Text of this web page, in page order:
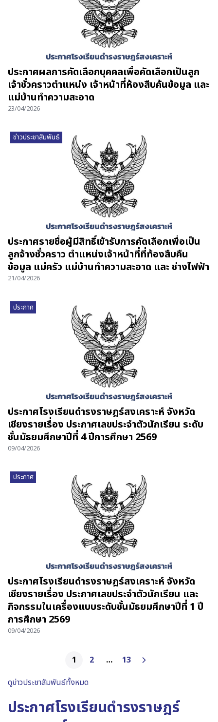
ประกาศผลการคัดเลือกบุคคลเพื่อคัดเลือกเป็นลูก
เจ้าชั่วคราวตำแหน่ง เจ้าหน้าที่ห้องสืบค้นข้อมูล และ
แม่บ้านทำความสะอาด
23/04/2026
ข่าวประชาสัมพันธ์
ประกาศรายชื่อผู้มีสิทธิ์เข้ารับการคัดเลือกเพื่อเป็น
ลูกจ้างชั่วคราว ตำแหน่งเจ้าหน้าที่ที่ท้องสืบคืน
ข้อมูล แม่ครัว แม่บ้านทำความสะอาด และ ช่างไฟฟ้า
21/04/2026
ประกาศ
ประกาศโรงเรียนดำรงราษฎร์สงเคราะห์ จังหวัด
เชียงรายเรื่อง ประกาศเลขประจำตัวนักเรียน ระดับ
ชั้นมัธยมศึกษาปีที่ 4 ปีการศึกษา 2569
09/04/2026
ประกาศ
ประกาศโรงเรียนดำรงราษฎร์สงเคราะห์ จังหวัด
เชียงรายเรื่อง ประกาศเลขประจำตัวนักเรียน และ
กิจกรรมในเครื่องแบบระดับชั้นมัธยมศึกษาปีที่ 1 ปี
การศึกษา 2569
09/04/2026
1 2 …
13
ดูข่าวประชาสัมพันธ์ทั้งหมด
ประกาศโรงเรียนดำรงราษฎร์